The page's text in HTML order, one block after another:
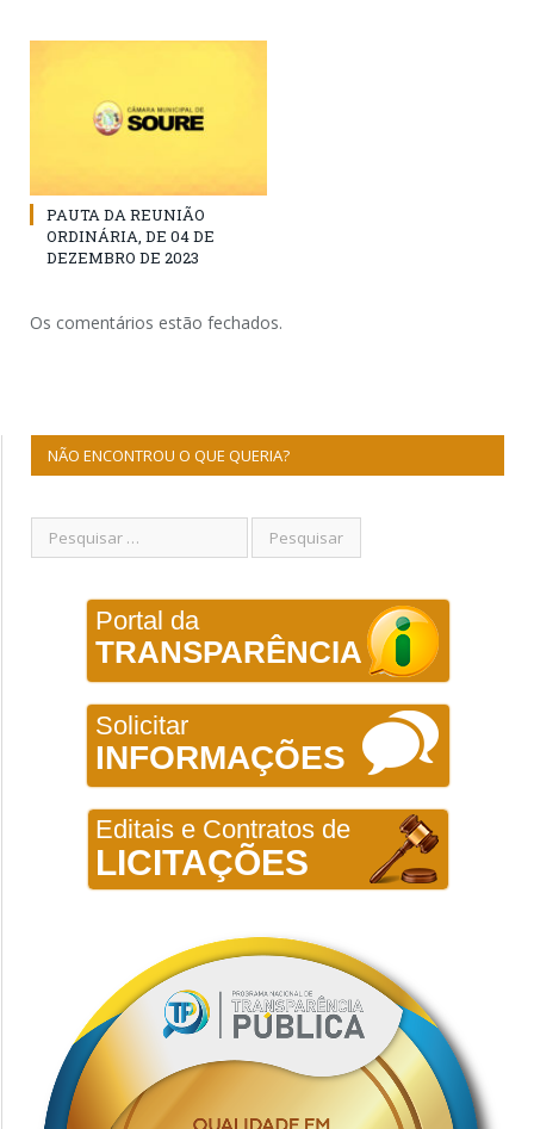
PAUTA DA REUNIÃO
ORDINÁRIA, DE 04 DE
DEZEMBRO DE 2023
Os comentários estão fechados.
NÃO ENCONTROU O QUE QUERIA?
Portal da
TRANSPARÊNCIA
Solicitar
INFORMAÇÕES
Editais e Contratos de
LICITAÇÕES